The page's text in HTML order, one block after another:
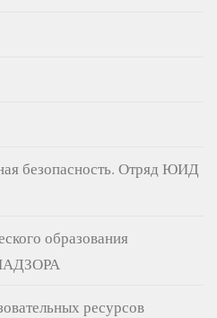
безопасность. Отряд ЮИД
образования
ресурсов